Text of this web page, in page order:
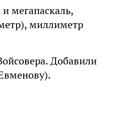
мегапаскаль,
миллиметр
Добавили